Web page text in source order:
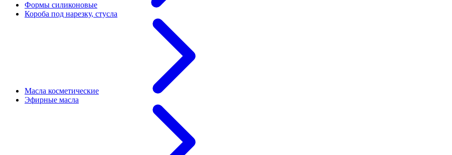
Формы силиконовые
Короба под нарезку, стусла
Масла косметические
Эфирные масла